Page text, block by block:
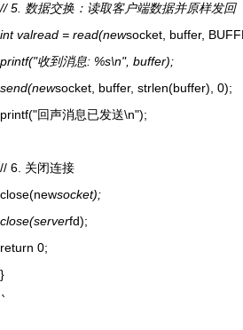
// 5. 数据交换：读取客户端数据并原样发回
int valread = read(newsocket, buffer,
printf("收到消息: %s\n", buffer);
send(newsocket, buffer, strlen(buffer), 0);
printf("回声消息已发送\n");
// 6. 关闭连接
close(newsocket);
close(serverfd);
return 0;
}
`